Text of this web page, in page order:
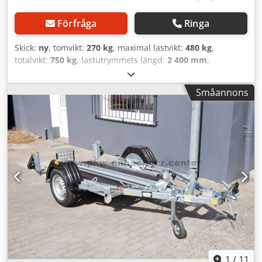
Förfråga Ringa
Skick: ny, tomvikt: 270 kg, maximal lastvikt: 480 kg,
totalvikt: 750 kg, lastutrymmets längd: 2 400 mm,
1 260 mm
mm, däcksstorlek:165/70R13, Sänkhängare från
släpvagnstillverkaren VEZEKO, modell HUSKY F08.25-
HOBBY. Dwjdeq Ttzzjpfx Ah Roa Med en sänkbar
bilsläpvagn går det enkelt att lasta motorcyklar. Den
standardmonterade handhydrauliken höjer plattformen.
Genom att öppna ventilen på handpumpen sänks
plattformen. Detta gör det möjligt att enkelt köra upp små
maskiner, gräsklippare, motorcykel, pallar, fyrhjuling eller
ATV på den minimala lutningen. Som standardutrustning
har Senkomat handhydraulik, surrningsöglor, stödhjul,
stabil svetsad ram varmgalvaniserad i nedsänkt bad och
en mycket stabil rördragstång. En sänkhängare finns även
som presenningssläp eller skåpsläp. Som tillbehör
erbjuder vi motorcykelvagga, motorcykelställskena,
presenning & stativ, lämmförhöjning,
Småannons